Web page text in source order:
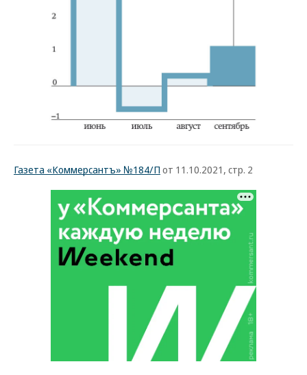
Газета «Коммерсантъ» №184/П от 11.10.2021, стр. 2